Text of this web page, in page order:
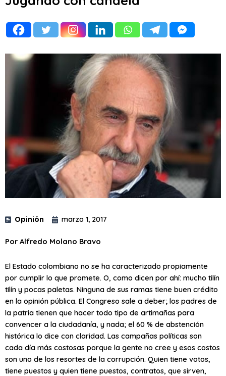
Opinión marzo 1, 2017
Por Alfredo Molano Bravo
El Estado colombiano no se ha caracterizado propiamente
por cumplir lo que promete. O, como dicen por ahí: mucho tilín
tilín y pocas paletas. Ninguna de sus ramas tiene buen crédito
en la opinión pública. El Congreso sale a deber; los padres de
la patria tienen que hacer todo tipo de artimañas para
convencer a la ciudadanía, y nada; el 60 % de abstención
histórica lo dice con claridad. Las campañas políticas son
cada día más costosas porque la gente no cree y esos costos
son uno de los resortes de la corrupción. Quien tiene votos,
tiene puestos y quien tiene puestos, contratos, que sirven,